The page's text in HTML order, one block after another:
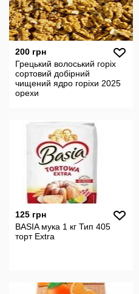
200 грн
Грецький волоський горіх
сортовий добірний
чищений ядро горіхи 2025
орехи
125 грн
BASIA мука 1 кг Тип 405
торт Extra